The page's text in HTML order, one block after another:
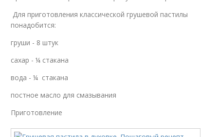
Для приготовления классической грушевой пастилы
понадобится:
груши - 8 штук
сахар - ¼ стакана
вода - ¼ стакана
постное масло для смазывания
Приготовление